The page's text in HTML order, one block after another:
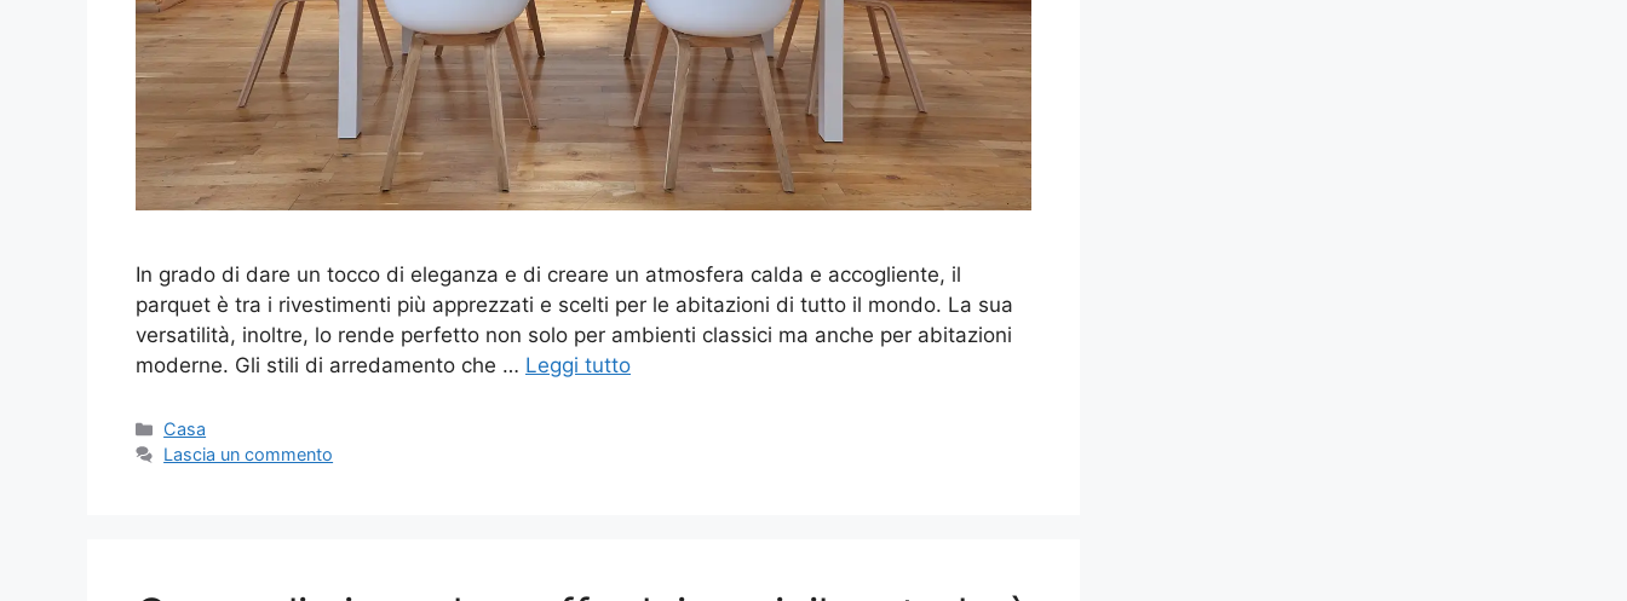
In grado di dare un tocco di eleganza e di creare un atmosfera calda e accogliente, il
parquet è tra i rivestimenti più apprezzati e scelti per le abitazioni di tutto il mondo. La sua
versatilità, inoltre, lo rende perfetto non solo per ambienti classici ma anche per abitazioni
moderne. Gli stili di arredamento che … Leggi tutto
Categorie
Casa
Lascia un commento